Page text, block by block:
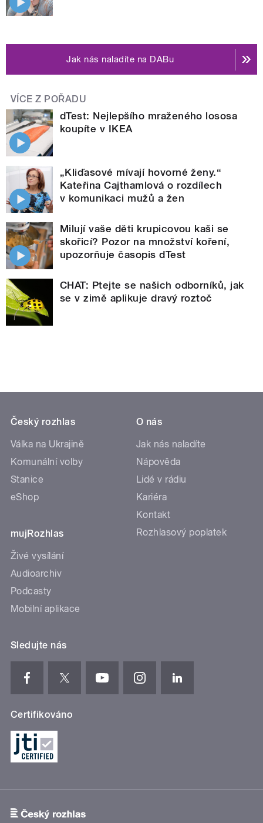
Jak nás naladíte na DABu
VÍCE Z POŘADU
dTest: Nejlepšího mraženého lososa
koupíte v IKEA
„Kliďasové mívají hovorné ženy.“
Kateřina Cajthamlová o rozdílech
v komunikaci mužů a žen
Milují vaše děti krupicovou kaši se
skořicí? Pozor na množství koření,
upozorňuje časopis dTest
CHAT: Ptejte se našich odborníků, jak
se v zimě aplikuje dravý roztoč
Český rozhlas
Válka na Ukrajině
Komunální volby
Stanice
eShop
mujRozhlas
Živé vysílání
Audioarchiv
Podcasty
Mobilní aplikace
O nás
Jak nás naladíte
Nápověda
Lidé v rádiu
Kariéra
Kontakt
Rozhlasový poplatek
Sledujte nás
Certifikováno